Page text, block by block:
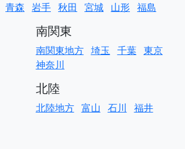
青森 岩手 秋田 宮城 山形 福島
南関東
南関東地方 埼玉 千葉 東京
神奈川
北陸
北陸地方 富山 石川 福井